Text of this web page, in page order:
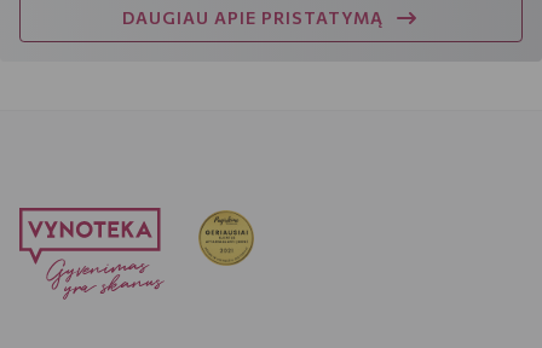
DAUGIAU APIE PRISTATYMĄ